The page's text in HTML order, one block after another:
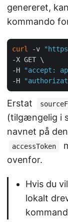
genereret,
kommando
curl -v
-X GET \
-H
"accept:
-H
Erstat
(tilgængelig i
navnet på
accessToken
ovenfor.
Hvis du
lokalt